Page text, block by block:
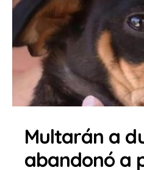
Multarán a
abandonó a